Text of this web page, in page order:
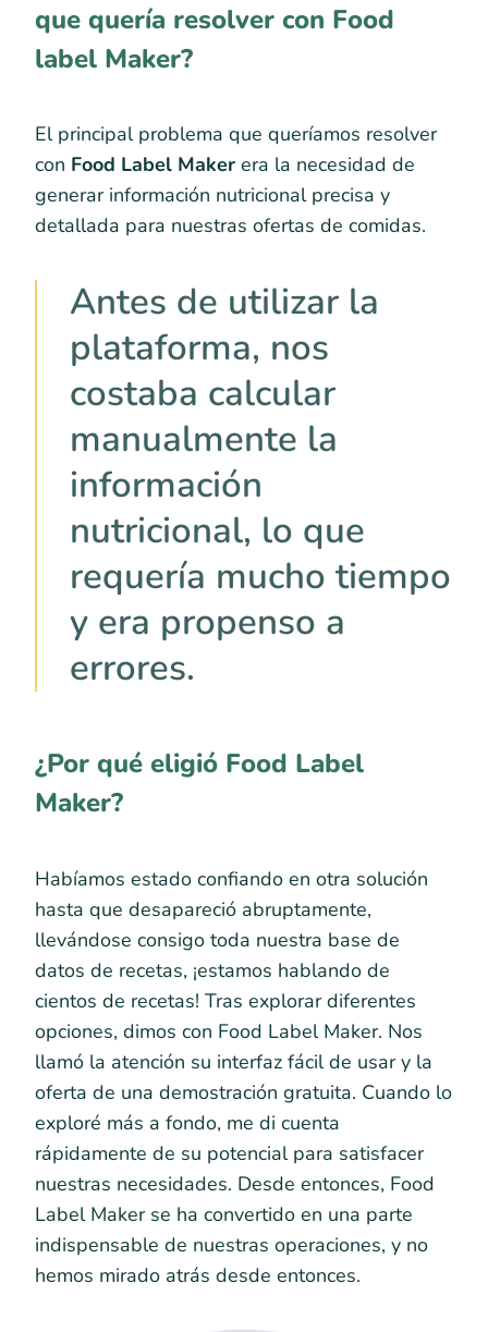
que quería resolver con Food
label Maker?
El principal problema que queríamos resolver
con Food Label Maker era la necesidad de
generar información nutricional precisa y
detallada para nuestras ofertas de comidas.
Antes de utilizar la
plataforma, nos
costaba calcular
manualmente la
información
nutricional, lo que
requería mucho tiempo
y era propenso a
errores.
¿Por qué eligió Food Label
Maker?
Habíamos estado confiando en otra solución
hasta que desapareció abruptamente,
llevándose consigo toda nuestra base de
datos de recetas, ¡estamos hablando de
cientos de recetas! Tras explorar diferentes
opciones, dimos con Food Label Maker. Nos
llamó la atención su interfaz fácil de usar y la
oferta de una demostración gratuita. Cuando lo
exploré más a fondo, me di cuenta
rápidamente de su potencial para satisfacer
nuestras necesidades. Desde entonces, Food
Label Maker se ha convertido en una parte
indispensable de nuestras operaciones, y no
hemos mirado atrás desde entonces.